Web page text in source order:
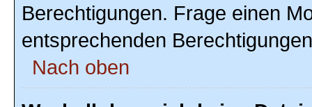
Berechtigungen. Frage einen
entsprechenden
Nach oben